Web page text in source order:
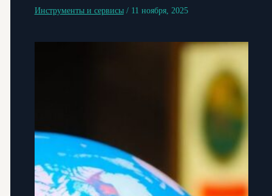
Инструменты и сервисы/ 11 ноября, 2025